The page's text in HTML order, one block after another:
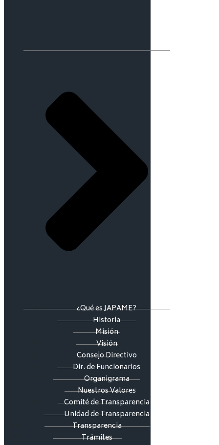
¿Qué es JAPAME?
Historia
Misión
Visión
Consejo Directivo
Dir. de Funcionarios
Organigrama
Nuestros Valores
Comité de Transparencia
Unidad de Transparencia
Transparencia
Trámites